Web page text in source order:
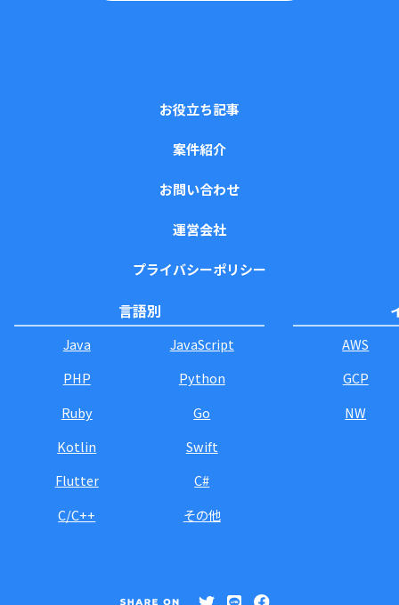
お役立ち記事
案件紹介
お問い合わせ
運営会社
プライバシーポリシー
言語別
Java
JavaScript
PHP
Python
Ruby
Go
Kotlin
Swift
Flutter
C#
C/C++
その他
AWS
GCP
NW